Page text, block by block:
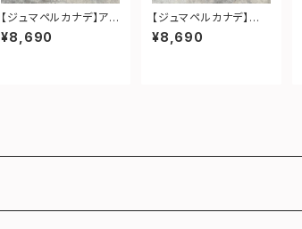
【ジュマペルカナデ】ア
ーモンドトゥフォーマル
パンプス
¥8,690
【ジュマペルカナデ】エ
ナメルコンビパンプス
¥8,690